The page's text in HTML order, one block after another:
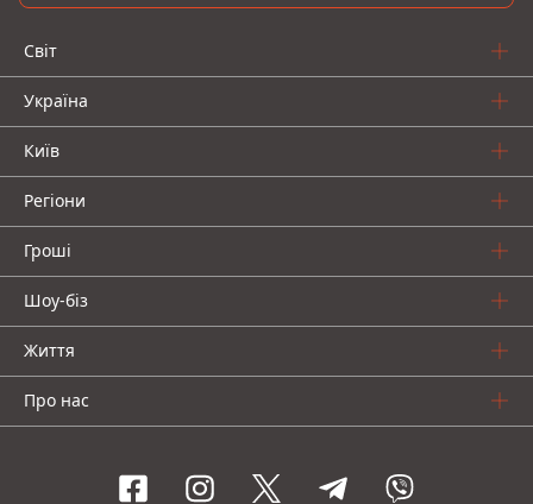
Світ
Україна
Київ
Регіони
Гроші
Шоу-біз
Життя
Про нас